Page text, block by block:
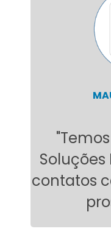
Soluções
contatos